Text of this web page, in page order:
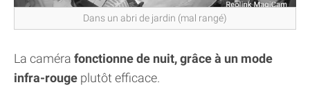
Dans un abri de jardin (mal rangé)
La caméra fonctionne de nuit, grâce à un mode
infra-rouge plutôt efficace.